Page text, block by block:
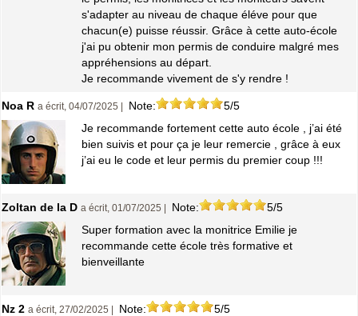
s'adapter au niveau de chaque éléve pour que
chacun(e) puisse réussir. Grâce à cette auto-école
j'ai pu obtenir mon permis de conduire malgré mes
appréhensions au départ.
Je recommande vivement de s'y rendre !
Noa R a écrit, 04/07/2025 | Note:
5/5
Je recommande fortement cette auto école , j’ai été
bien suivis et pour ça je leur remercie , grâce à eux
j’ai eu le code et leur permis du premier coup !!!
Zoltan de la D a écrit, 01/07/2025 | Note:
5/5
Super formation avec la monitrice Emilie je
recommande cette école très formative et
bienveillante
Nz 2 a écrit, 27/02/2025 | Note:
5/5